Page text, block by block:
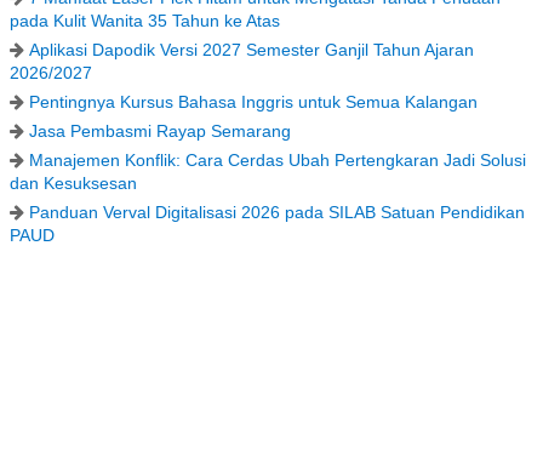
pada Kulit Wanita 35 Tahun ke Atas
Aplikasi Dapodik Versi 2027 Semester Ganjil Tahun Ajaran
2026/2027
Pentingnya Kursus Bahasa Inggris untuk Semua Kalangan
Jasa Pembasmi Rayap Semarang
Manajemen Konflik: Cara Cerdas Ubah Pertengkaran Jadi Solusi
dan Kesuksesan
Panduan Verval Digitalisasi 2026 pada SILAB Satuan Pendidikan
PAUD